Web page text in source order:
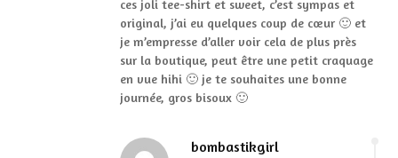
ces joli tee-shirt et sweet, c’est sympas et
original, j’ai eu quelques coup de cœur 🙂 et
je m’empresse d’aller voir cela de plus près
sur la boutique, peut être une petit craquage
en vue hihi 🙂 je te souhaites une bonne
journée, gros bisoux 🙂
bombastikgirl